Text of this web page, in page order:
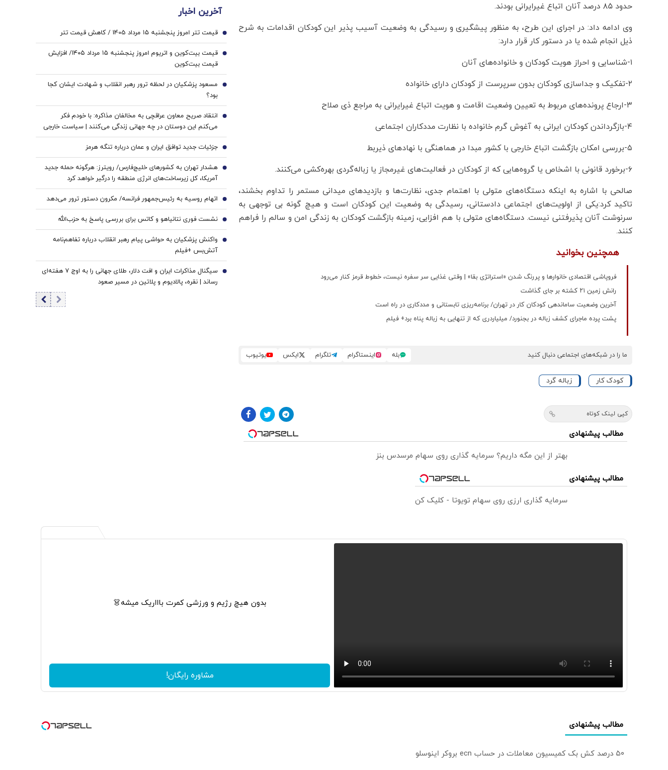
حدود ۸۵ درصد آنان اتباع غیرایرانی بودند.
وی ادامه داد: در اجرای این طرح، به منظور پیشگیری و رسیدگی به وضعیت آسیب پذیر این کودکان اقدامات به شرح
ذیل انجام شده یا در دستور کار قرار دارد:
۱-شناسایی و احراز هویت کودکان و خانواده‌های آنان
۲-تفکیک و جداسازی کودکان بدون سرپرست از کودکان دارای خانواده
۳-ارجاع پرونده‌های مربوط به تعیین وضعیت اقامت و هویت اتباع غیرایرانی به مراجع ذی صلاح
۴-بازگرداندن کودکان ایرانی به آغوش گرم خانواده با نظارت مددکاران اجتماعی
۵-بررسی امکان بازگشت اتباع خارجی با کشور مبدا در هماهنگی با نهادهای ذیربط
۶-برخورد قانونی با اشخاص یا گروه‌هایی که از کودکان در فعالیت‌های غیرمجاز یا زباله‌گردی بهره‌کشی می‌کنند.
صالحی با اشاره به اینکه دستگاه‌های متولی با اهتمام جدی، نظارت‌ها و بازدیدهای میدانی مستمر را تداوم بخشند،
تاکید کرد:یکی از اولویت‌های اجتماعی دادستانی، رسیدگی به وضعیت این کودکان است و هیچ گونه بی توجهی به
سرنوشت آنان پذیرفتنی نیست. دستگاه‌های متولی با هم افزایی، زمینه بازگشت کودکان به زندگی امن و سالم را فراهم
کنند.
همچنین بخوانید
فروپاشی اقتصادی خانوارها و پررنگ شدن «استراتژی بقا» | وقتی غذایی سر سفره نیست، خطوط قرمز کنار می‌رود
رانش زمین ۲۱ کشته بر جای گذاشت
آخرین وضعیت ساماندهی کودکان کار در تهران/ برنامه‌ریزی تابستانی و مددکاری در راه است
پشت پرده ماجرای کشف زباله در بجنورد/ میلیاردری که از تنهایی به زباله پناه برد+ فیلم
ما را در شبکه‌های اجتماعی دنبال کنید بله اینستاگرام تلگرام ایکس یوتیوب
کودک کار زباله گرد
کپی لینک کوتاه
مطالب پیشنهادی
بهتر از این مگه داریم؟ سرمایه گذاری روی سهام مرسدس بنز
مطالب پیشنهادی
سرمایه گذاری ارزی روی سهام تویوتا - کلیک کن
آخرین اخبار
قیمت تتر امروز پنجشنبه ۱۵ مرداد 1405 / کاهش قیمت تتر 1
قیمت بیت‌کوین و اتریوم امروز پنجشنبه ۱۵ مرداد ۱۴۰۵/ افزایش
قیمت بیت‌کوین
2
مسعود پزشکیان در لحظه ترور رهبر انقلاب و شهادت ایشان کجا
بود؟
3
انتقاد صریح معاون عراقچی به مخالفان مذاکره: با خودم فکر
می‌کنم این دوستان در چه جهانی زندگی می‌کنند | سیاست خارجی
عرصه تصمیم‌های دشوار و سنجش دقیق هزینه و فایده است
4
جزئیات جدید توافق ایران و عمان درباره تنگه هرمز 5
هشدار تهران به کشورهای خلیج‌فارس/ رویترز: هرگونه حمله جدید
آمریکا، کل زیرساخت‌های انرژی منطقه را درگیر خواهد کرد
6
اتهام روسیه به رئیس‌جمهور فرانسه/ مکرون دستور ترور می‌دهد 7
نشست فوری نتانیاهو و کاتس برای بررسی پاسخ به حزب‌الله 8
واکنش پزشکیان به حواشی پیام رهبر انقلاب درباره تفاهم‌نامه
آتش‌بس +فیلم
9
سیگنال مذاکرات ایران و افت دلار، طلای جهانی را به اوج ۷ هفته‌ای
رساند | نقره، پالادیوم و پلاتین در مسیر صعود
10
بدون هیچ رژیم و ورزشی کمرت باااریک میشه👗
مشاوره رایگان!
مطالب پیشنهادی
۵۰ درصد کش بک کمیسیون معاملات در حساب ecn بروکر اینوسلو